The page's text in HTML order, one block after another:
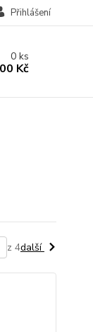
Přihlášení
0ks
Kč
z 4další